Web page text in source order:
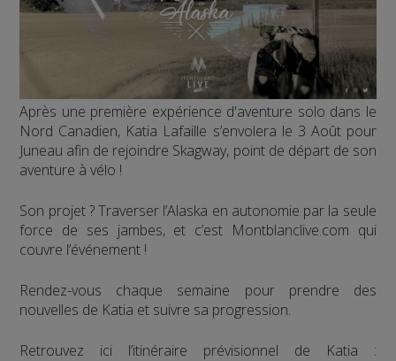
Après une première expérience d'aventure solo dans le
Nord Canadien, Katia Lafaille s’envolera le 3 Août pour
Juneau afin de rejoindre Skagway, point de départ de son
aventure à vélo !
Son projet ? Traverser l’Alaska en autonomie par la seule
force de ses jambes, et c’est Montblanclive.com qui
couvre l’événement !
Rendez-vous chaque semaine pour prendre des
nouvelles de Katia et suivre sa progression.
Retrouvez ici l’itinéraire prévisionnel de Katia :